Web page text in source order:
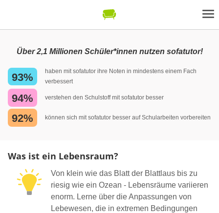
Über 2,1 Millionen Schüler*innen nutzen sofatutor!
93%
haben mit sofatutor ihre Noten in mindestens einem Fach
verbessert
94% verstehen den Schulstoff mit sofatutor besser
92% können sich mit sofatutor besser auf Schularbeiten vorbereiten
Was ist ein Lebensraum?
Von klein wie das Blatt der Blattlaus bis zu
riesig wie ein Ozean - Lebensräume variieren
enorm. Lerne über die Anpassungen von
Lebewesen, die in extremen Bedingungen